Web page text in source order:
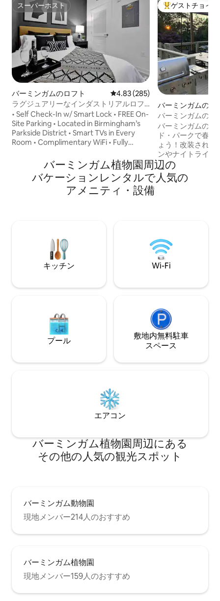
スーパーホスト
スーパーホスト
バーミンガムのロフト レビュー285件、5つ星中4.83つ
4.83 (285)
ラグジュアリーなインダストリアルロフ
ト|BHMのダウンタウン
• Self Check-In w/ Smart Lock • FREE On-
Site Parking • Located in Birmingham’s
Parkside District • Smart TVs in Every
Room • Complimentary WiFi • Fully
Unit Washer & Dryer • Walk to Railroad
Park, Regions Field, Restaurants & Bars •
Professionally Cleaned & Inspected • 10
Minutes to Airport • 7 Minutes to BJCC,
Legacy Arena, Protective Stadium &
大好評のゲスト
ゲストチョイス
バーミンガムの一
バーミンガムの街
バーミンガムのサ
ド・パークで春
ょう！改装され
ンやナイトライフ
す。キングサイズ
イズベッド2台（
えた6名様用の寝
しみください。ご
／乾燥機、シーツ
電気自動車用充電
す。ゲストは宿泊
バーミンガム植物園⁠周⁠辺⁠の
バ⁠ケ⁠ー⁠シ⁠ョ⁠ン⁠レ⁠ン⁠タ⁠ル⁠で人⁠気⁠の
ア⁠メ⁠ニ⁠テ⁠ィ⁠・⁠設⁠備
キッチン Wi-Fi
プール
敷地内無料駐⁠車
ス⁠ペ⁠ー⁠ス
エアコン
バーミンガム植物園⁠周⁠辺⁠に⁠あ⁠る
そ⁠の⁠他⁠の人⁠気⁠の観⁠光⁠ス⁠ポ⁠ッ⁠ト
バーミンガム動物園
現地メンバー214人のおすすめ
バーミンガム植物園
現地メンバー159人のおすすめ